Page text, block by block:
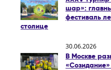
шар»:
фестиваль
столице
30.06.2026
В Москве